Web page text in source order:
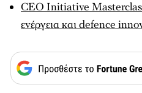
CEO Initiative
ενέργεια και defence